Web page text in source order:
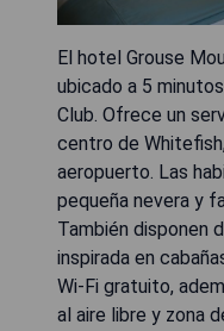
El hotel Grouse
ubicado a 5
Club. Ofrece un
centro de
aeropuerto. Las
pequeña nevera y
También disponen
inspirada en
Wi-Fi gratuito,
al aire libre y zona